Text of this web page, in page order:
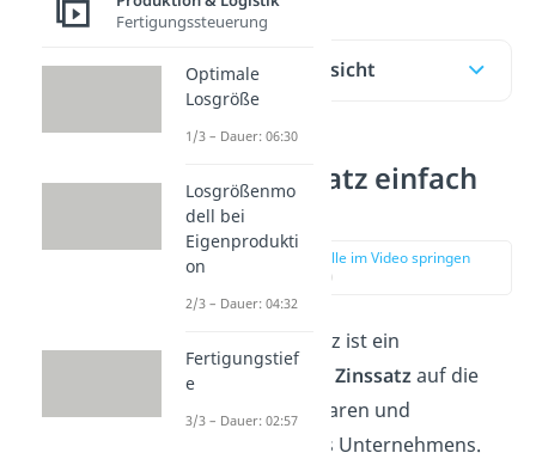
Inhaltsübersicht
Lagerzinssatz einfach
erklärt
zur Stelle im Video springen
(00:11)
Der Lagerzinssatz ist ein
kalkulatorischer Zinssatzauf die
eingelagerten Waren und
Materialien eines Unternehmens.
Fertigungssteuerung
Optimale
Losgröße
1/3 – Dauer: 06:30
Losgrößenmo
dell bei
Eigenprodukti
on
2/3 – Dauer: 04:32
Fertigungstief
e
3/3 – Dauer: 02:57